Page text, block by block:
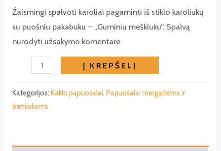
Žaismingi spalvoti karoliai pagaminti iš stiklo karoliukų
su puošniu pakabuku – „Guminiu meškiuku“. Spalvą
nurodyti užsakymo komentare.
produkto
Karoliai
mergaitėms
Į KREPŠELĮ
Kategorijos:Kaklo papuošalai,Papuošalai mergaitėms ir
berniukams